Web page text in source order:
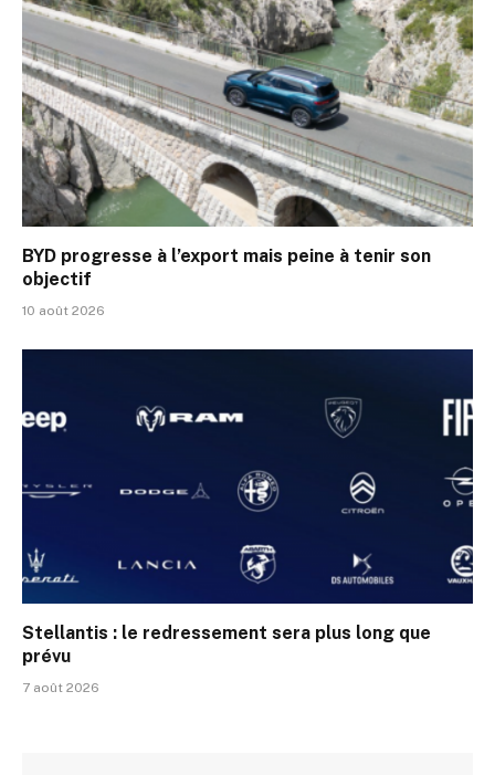
BYD progresse à l’export mais peine à tenir son
objectif
10 août 2026
Stellantis : le redressement sera plus long que
prévu
7 août 2026